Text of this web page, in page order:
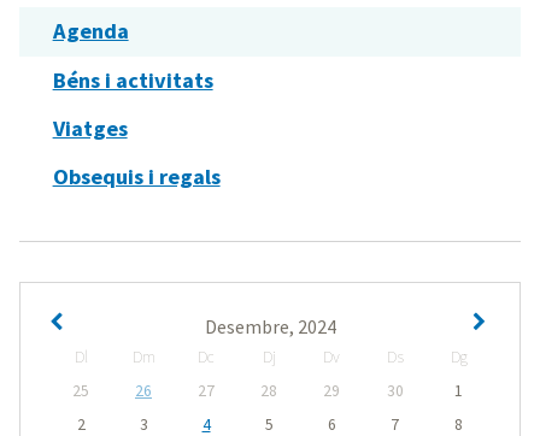
Agenda
Béns i activitats
Viatges
Obsequis i regals
Desembre, 2024
Dl Dm Dc Dj Dv Ds
Dg
25
26 27 28 29 30
1
2
3 4 5 6 7
8